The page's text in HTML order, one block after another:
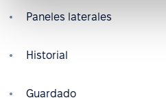
Paneles laterales
Historial
Guardado